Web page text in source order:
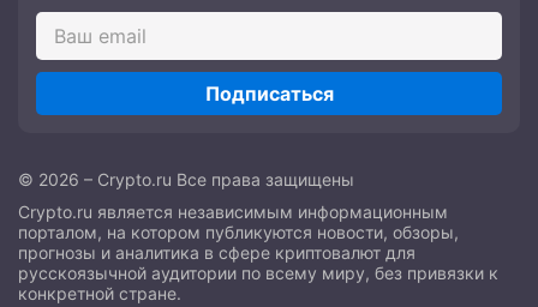
Подписаться
© 2026 – Crypto.ru Все права защищены
Crypto.ru является независимым информационным
порталом, на котором публикуются новости, обзоры,
прогнозы и аналитика в сфере криптовалют для
русскоязычной аудитории по всему миру, без привязки к
конкретной стране.